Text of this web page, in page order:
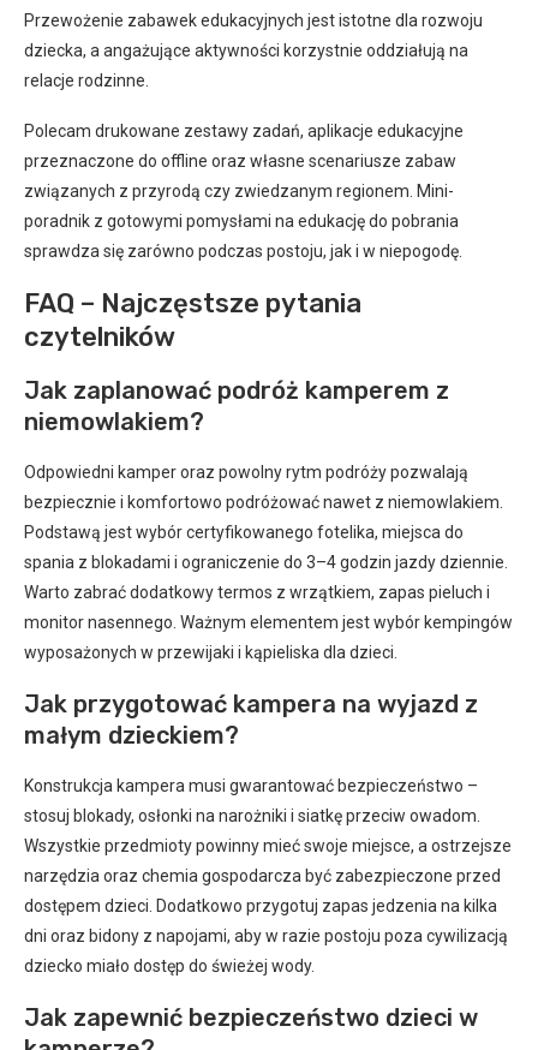
Przewożenie zabawek edukacyjnych jest istotne dla rozwoju
dziecka, a angażujące aktywności korzystnie oddziałują na
relacje rodzinne.
Polecam drukowane zestawy zadań, aplikacje edukacyjne
przeznaczone do offline oraz własne scenariusze zabaw
związanych z przyrodą czy zwiedzanym regionem. Mini-
poradnik z gotowymi pomysłami na edukację do pobrania
sprawdza się zarówno podczas postoju, jak i w niepogodę.
FAQ – Najczęstsze pytania
czytelników
Jak zaplanować podróż kamperem z
niemowlakiem?
Odpowiedni kamper oraz powolny rytm podróży pozwalają
bezpiecznie i komfortowo podróżować nawet z niemowlakiem.
Podstawą jest wybór certyfikowanego fotelika, miejsca do
spania z blokadami i ograniczenie do 3–4 godzin jazdy dziennie.
Warto zabrać dodatkowy termos z wrzątkiem, zapas pieluch i
monitor nasennego. Ważnym elementem jest wybór kempingów
wyposażonych w przewijaki i kąpieliska dla dzieci.
Jak przygotować kampera na wyjazd z
małym dzieckiem?
Konstrukcja kampera musi gwarantować bezpieczeństwo –
stosuj blokady, osłonki na narożniki i siatkę przeciw owadom.
Wszystkie przedmioty powinny mieć swoje miejsce, a ostrzejsze
narzędzia oraz chemia gospodarcza być zabezpieczone przed
dostępem dzieci. Dodatkowo przygotuj zapas jedzenia na kilka
dni oraz bidony z napojami, aby w razie postoju poza cywilizacją
dziecko miało dostęp do świeżej wody.
Jak zapewnić bezpieczeństwo dzieci w